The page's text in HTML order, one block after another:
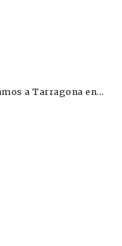
a Tarragona en...